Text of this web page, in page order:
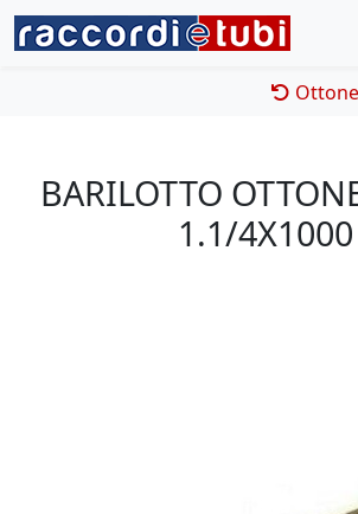
BARILOTTO
1.1/4X1000